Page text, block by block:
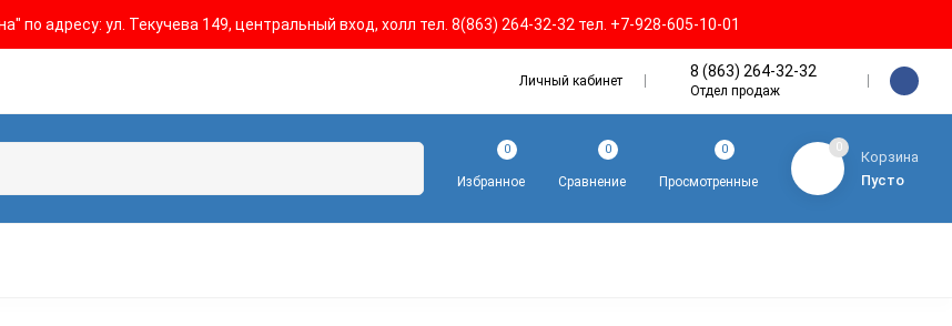
по адресу: ул. Текучева 149, центральный вход, холл тел. 8(863) 264-32-32 тел. +7-928-605-10-01
Личный кабинет
8 (863) 264-32-32
Отдел продаж
Избранное
0
Сравнение
0
Просмотренные
0 0
Корзина
Пусто